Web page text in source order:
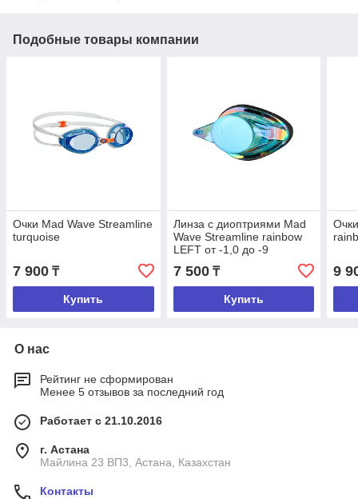
Подобные товары компании
Очки Mad Wave Streamline
turquoise
7 900 ₸
Купить
Линза с диоптриями Mad
Wave Streamline rainbow
LEFT от -1,0 до -9
7 500₸
Купить
9
О нас
Рейтинг не сформирован
Менее 5 отзывов за последний год
Работает с 21.10.2016
г. Астана
Майлина 23 ВП3, Астана, Казахстан
Контакты